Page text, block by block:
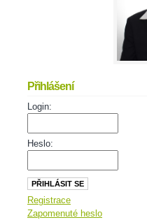
Přihlášení
Login:
Heslo:
Registrace
Zapomenuté heslo